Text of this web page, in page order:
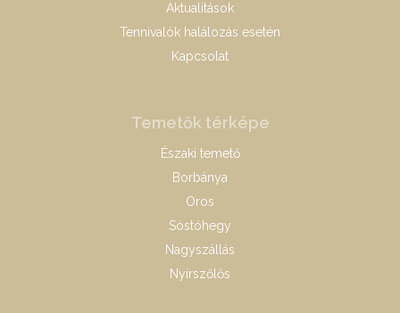
Aktualitások
Tennivalók halálozás esetén
Kapcsolat
Temetők térképe
Északi temető
Borbánya
Oros
Sóstóhegy
Nagyszállás
Nyírszőlős